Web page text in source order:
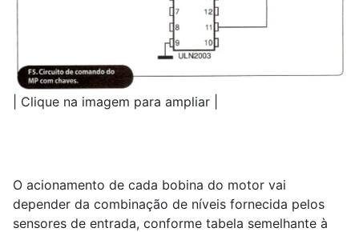
| Clique na imagem para ampliar |
O acionamento de cada bobina do motor vai
depender da combinação de níveis fornecida pelos
sensores de entrada, conforme tabela semelhante à